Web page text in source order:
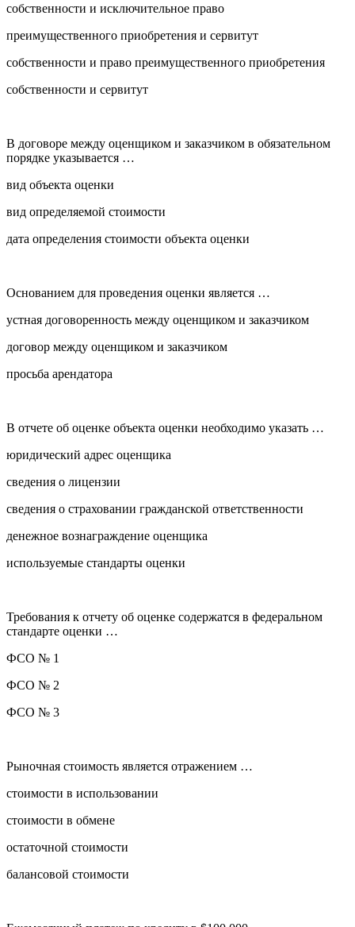
собственности и исключительное право
преимущественного приобретения и сервитут
собственности и право преимущественного приобретения
собственности и сервитут
В договоре между оценщиком и заказчиком в обязательном
порядке указывается …
вид объекта оценки
вид определяемой стоимости
дата определения стоимости объекта оценки
Основанием для проведения оценки является …
устная договоренность между оценщиком и заказчиком
договор между оценщиком и заказчиком
просьба арендатора
В отчете об оценке объекта оценки необходимо указать …
юридический адрес оценщика
сведения о лицензии
сведения о страховании гражданской ответственности
денежное вознаграждение оценщика
используемые стандарты оценки
Требования к отчету об оценке содержатся в федеральном
стандарте оценки …
ФСО № 1
ФСО № 2
ФСО № 3
Рыночная стоимость является отражением …
стоимости в использовании
стоимости в обмене
остаточной стоимости
балансовой стоимости